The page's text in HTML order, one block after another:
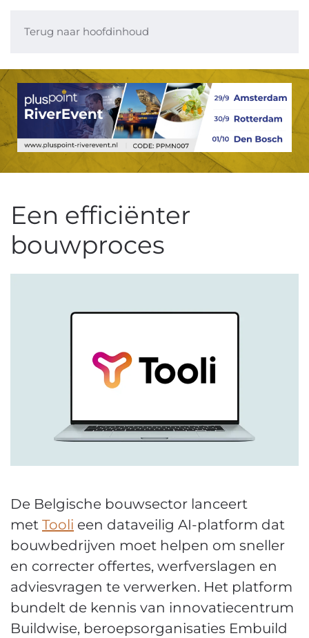
Terug naar hoofdinhoud
Een efficiënter
bouwproces
De Belgische bouwsector lanceert
met Tooli een dataveilig AI-platform dat
bouwbedrijven moet helpen om sneller
en correcter offertes, werfverslagen en
adviesvragen te verwerken. Het platform
bundelt de kennis van innovatiecentrum
Buildwise, beroepsorganisaties Embuild